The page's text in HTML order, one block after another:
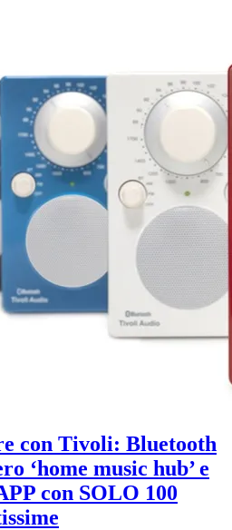
con Tivoli: Bluetooth
‘home music hub’ e
con SOLO 100